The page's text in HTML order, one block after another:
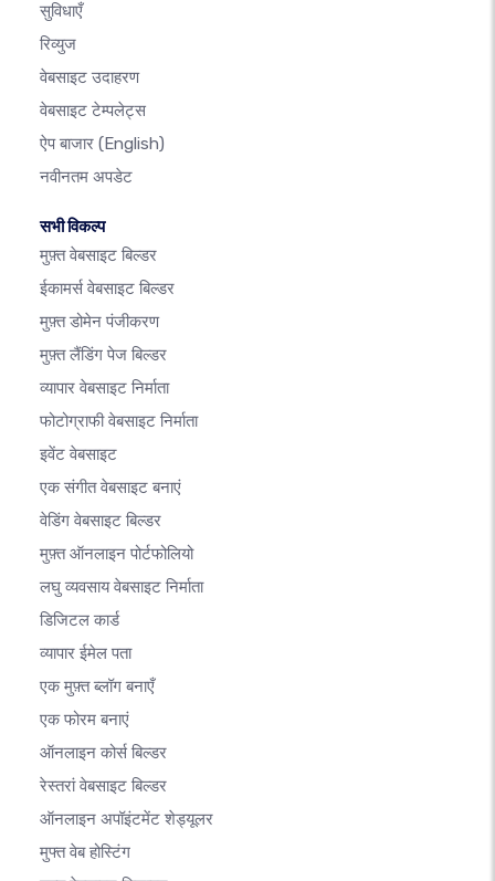
सुविधाएँ
रिव्युज
वेबसाइट उदाहरण
वेबसाइट टेम्पलेट्स
ऐप बाजार (English)
नवीनतम अपडेट
सभी विकल्प
मुफ़्त वेबसाइट बिल्डर
ईकामर्स वेबसाइट बिल्डर
मुफ़्त डोमेन पंजीकरण
मुफ़्त लैंडिंग पेज बिल्डर
व्यापार वेबसाइट निर्माता
फोटोग्राफी वेबसाइट निर्माता
इवेंट वेबसाइट
एक संगीत वेबसाइट बनाएं
वेडिंग वेबसाइट बिल्डर
मुफ़्त ऑनलाइन पोर्टफोलियो
लघु व्यवसाय वेबसाइट निर्माता
डिजिटल कार्ड
व्यापार ईमेल पता
एक मुफ़्त ब्लॉग बनाएँ
एक फोरम बनाएं
ऑनलाइन कोर्स बिल्डर
रेस्तरां वेबसाइट बिल्डर
ऑनलाइन अपॉइंटमेंट शेड्यूलर
मुफ्त वेब होस्टिंग